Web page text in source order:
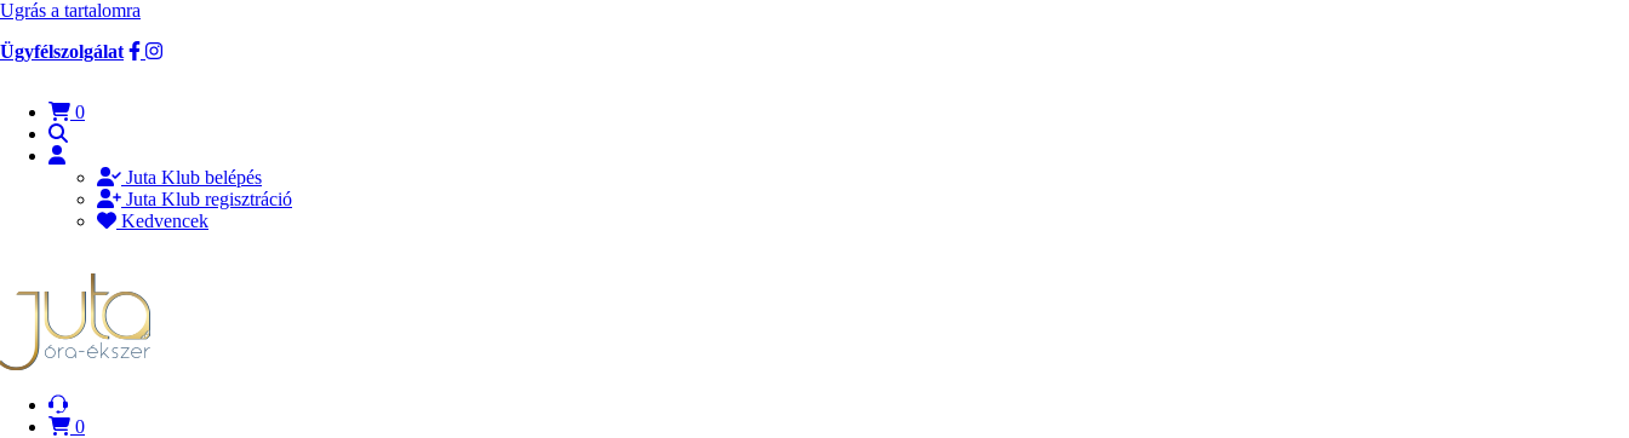
Ugrás a tartalomra
Ügyfélszolgálat
0
Juta Klub belépés
Juta Klub regisztráció
Kedvencek
0